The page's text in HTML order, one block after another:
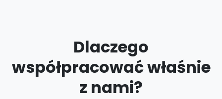
Dlaczego
współpracować właśnie
z nami?